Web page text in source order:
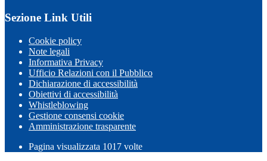
Sezione Link Utili
Cookie policy
Note legali
Informativa Privacy
Ufficio Relazioni con il Pubblico
Dichiarazione di accessibilità
Obiettivi di accessibilità
Whistleblowing
Gestione consensi cookie
Amministrazione trasparente
Pagina visualizzata 1017 volte